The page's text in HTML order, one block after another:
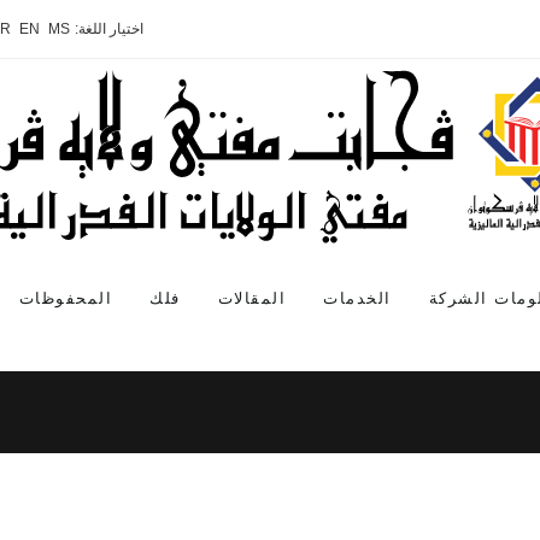
اختيار اللغة: MS
EN
الشركة الخدمات المقالات فلك المحفوظات